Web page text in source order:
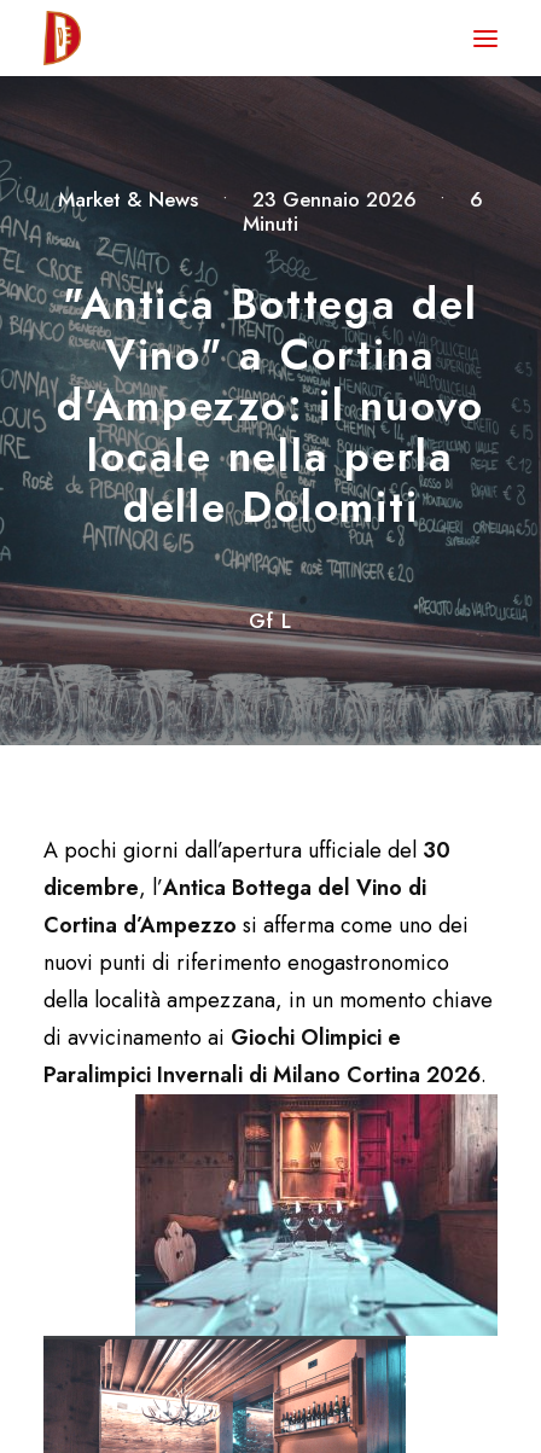
HOME
DEGUSTA TV
LA RIVISTA
CONTATTI
CLUB DEGUSTA
STORE
RICERCA
Market & News • 23 Gennaio 2026 •
6
Minuti
"Antica Bottega del
Vino" a Cortina
d'Ampezzo: il nuovo
locale nella perla
delle Dolomiti
Gf L
A pochi giorni dall’apertura ufficiale del 30
dicembre, l’Antica Bottega del Vino di
Cortina d’Ampezzo si afferma come uno dei
nuovi punti di riferimento enogastronomico
della località ampezzana, in un momento chiave
di avvicinamento ai Giochi Olimpici e
Paralimpici Invernali di Milano Cortina 2026.